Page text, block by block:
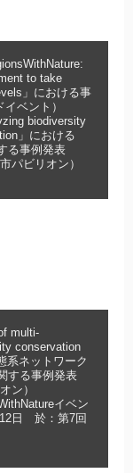
to take
」における事
ベント）
biodiversity
」における
る事例発表
パビリオン）
multi-
conservation
系ネットワーク
する事例発表
ン）
イベン
12日 於：第7回